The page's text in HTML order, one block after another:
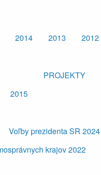
2014 2013 2012
2015
PROJEKTY
Voľby prezidenta SR 2024
krajov 2022